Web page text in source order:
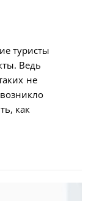
туристы
Ведь
не
как